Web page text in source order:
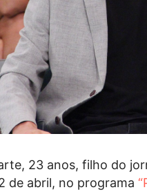
23 anos, filho do
de abril, no programa